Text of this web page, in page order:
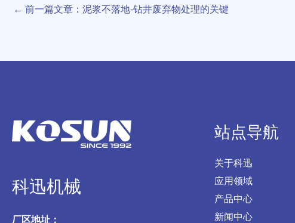
← 前一篇文章：泥浆不落地-钻井废弃物处理的关键
科迅机械
厂区地址：
站点导航
关于科迅
应用领域
产品中心
新闻中心